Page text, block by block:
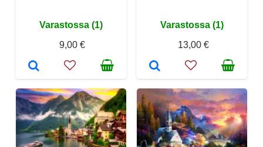
Varastossa (1)
9,00 €
Varastossa (1)
13,00 €